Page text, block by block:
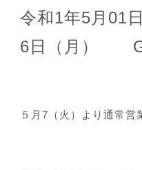
令和1年5月01
6日（月）
５月7（火）より通常営